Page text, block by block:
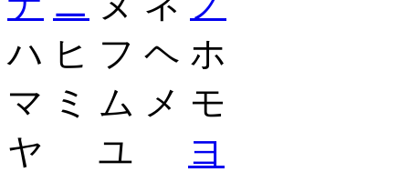
ハ ヒ フ ヘ ホ
マ ミ ム メ モ
ヤ ユ
ヨ